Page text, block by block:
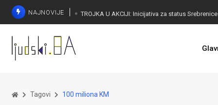
NAJNOVIJE
Tagovi 100 miliona KM